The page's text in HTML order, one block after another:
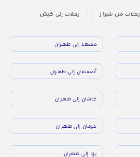
رحلات من شيراز رحلات إلى كيش
مشهد إلى طهران
أصفهان إلى طهران
كاشان إلى طهران
كرمان إلى طهران
يزد إلى طهران